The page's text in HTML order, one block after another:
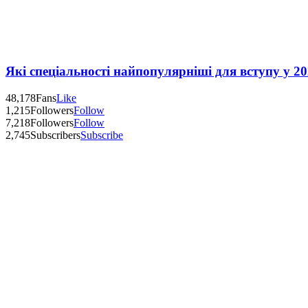
Які спеціальності найпопулярніші для вступу у
48,178FansLike
1,215FollowersFollow
7,218FollowersFollow
2,745SubscribersSubscribe